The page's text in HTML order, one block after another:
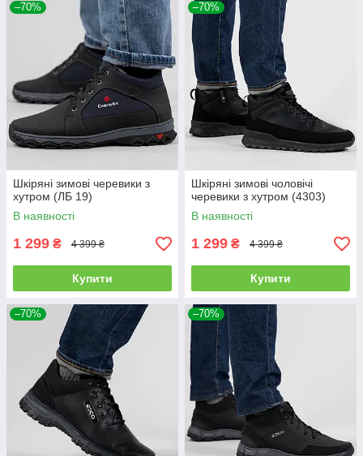
–70%
Шкіряні зимові черевики з
хутром (ЛБ 19)
В наявності
1 299 ₴ 4 399 ₴
Купити
–70%
Шкіряні зимові чоловічі
черевики з хутром (4303)
В наявності
1 299 ₴ 4 399 ₴
Купити
–70% –70%